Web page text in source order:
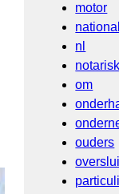
motor
nl
om
ouders